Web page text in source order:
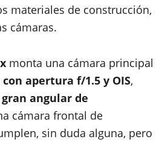
materiales de construcción,
cámaras.
monta una cámara principal
apertura f/1.5 y OIS,
gran angular de
cámara frontal de
sin duda alguna, pero